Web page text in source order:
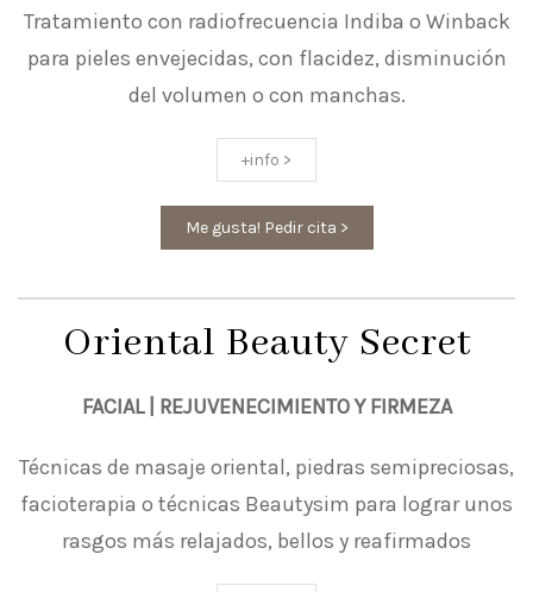
Tratamiento con radiofrecuencia Indiba o Winback
para pieles envejecidas, con flacidez, disminución
del volumen o con manchas.
+info >
Me gusta! Pedir cita >
Oriental Beauty Secret
FACIAL | REJUVENECIMIENTO Y FIRMEZA
Técnicas de masaje oriental, piedras semipreciosas,
facioterapia o técnicas Beautysim para lograr unos
rasgos más relajados, bellos y reafirmados